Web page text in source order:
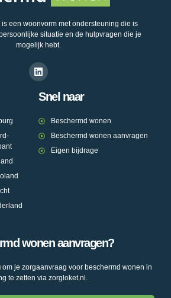
een woonvorm met ondersteuning die is
situatie en de hulpvragen die je
mogelijk hebt.
Snel naar
Beschermd wonen
Beschermd wonen aanvragen
Eigen bijdrage
wonen aanvragen?
om je zorgaanvraag voor beschermd wonen in
te zetten via zorgloket.nl.